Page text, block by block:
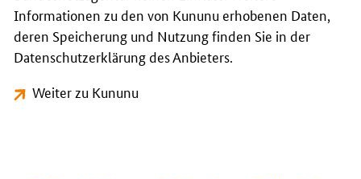
Informationen zu den von Kununu erhobenen Daten,
deren Speicherung und Nutzung finden Sie in der
Datenschutzerklärung des Anbieters.
Weiter zu Kununu